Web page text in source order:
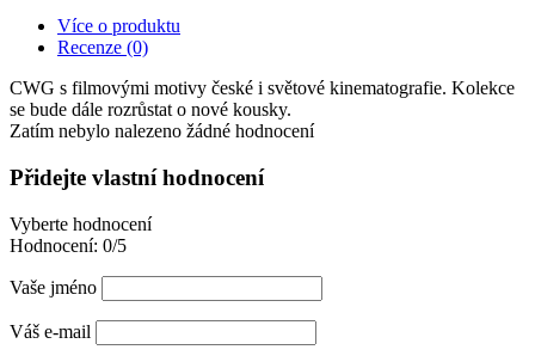
Více o produktu
Recenze (0)
CWG s filmovými motivy české i světové kinematografie. Kolekce
se bude dále rozrůstat o nové kousky.
Zatím nebylo nalezeno žádné hodnocení
Přidejte vlastní hodnocení
Vyberte hodnocení
Hodnocení: 0/5
Vaše jméno
Váš e-mail